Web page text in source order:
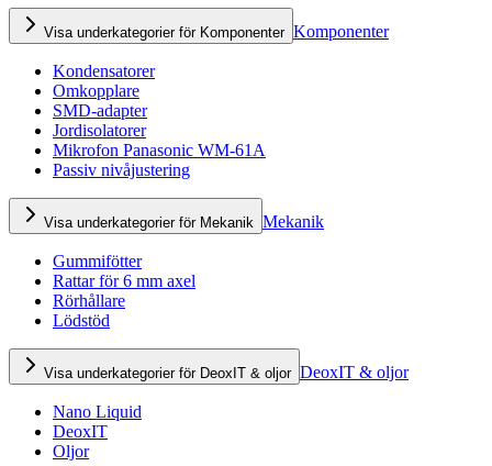
Visa underkategorier för Komponenter Komponenter
Kondensatorer
Omkopplare
SMD-adapter
Jordisolatorer
Mikrofon Panasonic WM-61A
Passiv nivåjustering
Visa underkategorier för Mekanik Mekanik
Gummifötter
Rattar för 6 mm axel
Rörhållare
Lödstöd
Visa underkategorier för DeoxIT & oljor DeoxIT & oljor
Nano Liquid
DeoxIT
Oljor